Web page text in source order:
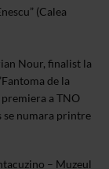
(Calea
Nour, finalist la
de la
a TNO
se numara printre
– Muzeul